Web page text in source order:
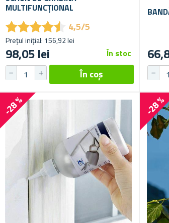
MULTIFUNCȚIONAL
★★★★★
★★★★★ 4,5/5
Prețul inițial: 156,92 lei
98,05 lei În stoc
-28 % -28 %